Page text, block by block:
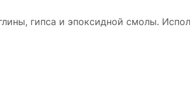
гипса и эпоксидной смолы.